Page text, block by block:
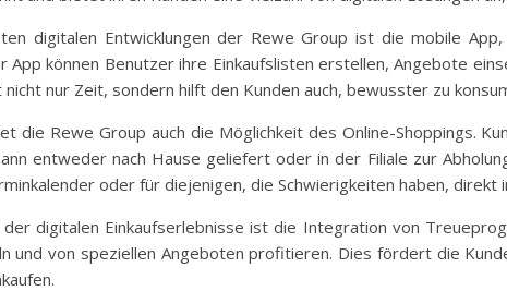
digitalen Entwicklungen der Rewe Group ist die mobile
App können Benutzer ihre Einkaufslisten erstellen, Angebote
nur Zeit, sondern hilft den Kunden auch, bewusster zu
die Rewe Group auch die Möglichkeit des Online-Shoppings.
entweder nach Hause geliefert oder in der Filiale zur
oder für diejenigen, die Schwierigkeiten haben, direkt
digitalen Einkaufserlebnisse ist die Integration von
und von speziellen Angeboten profitieren. Dies fördert die